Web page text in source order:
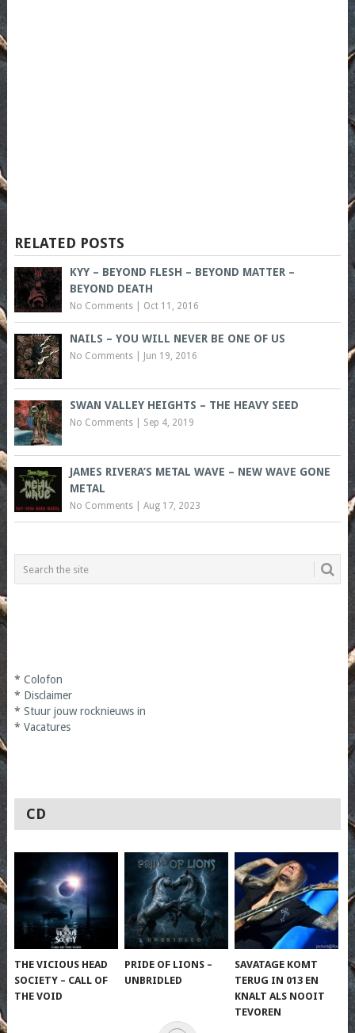
RELATED POSTS
KYY – BEYOND FLESH – BEYOND MATTER –
BEYOND DEATH
No Comments| Oct 11, 2016
NAILS – YOU WILL NEVER BE ONE OF US
No Comments| Jun 19, 2016
SWAN VALLEY HEIGHTS – THE HEAVY SEED
No Comments| Sep 4, 2019
JAMES RIVERA’S METAL WAVE – NEW WAVE GONE
METAL
No Comments| Aug 17, 2023
* Colofon
* Disclaimer
* Stuur jouw rocknieuws in
* Vacatures
CD
THE VICIOUS HEAD
SOCIETY – CALL OF
THE VOID
PRIDE OF LIONS –
UNBRIDLED
SAVATAGE KOMT
TERUG IN 013 EN
KNALT ALS NOOIT
TEVOREN